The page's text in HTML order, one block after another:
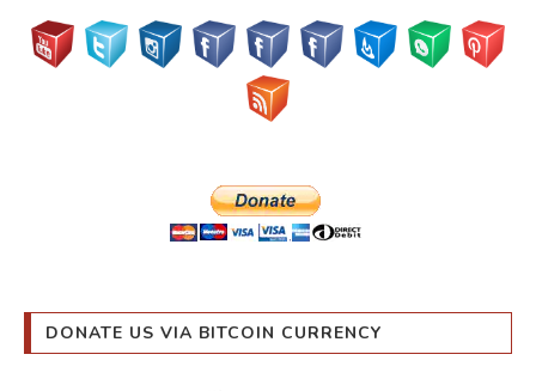
DONATE US VIA BITCOIN CURRENCY